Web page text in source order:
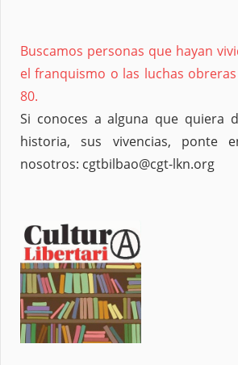
Buscamos personas que hayan
el franquismo o las luchas
80.
Si conoces a alguna que quiera
historia, sus vivencias, ponte
nosotros: cgtbilbao@cgt-lkn.org